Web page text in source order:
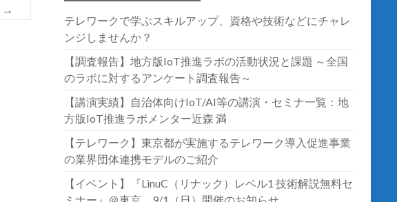
→
テレワークで学ぶスキルアップ、資格や技術などにチャレ
ンジしませんか？
【調査報告】地方版IoT推進ラボの活動状況と課題 ～全国
のラボに対するアンケート調査報告～
【講演実績】自治体向けIoT/AI等の講演・セミナ一覧：地
方版IoT推進ラボメンター近森 満
【テレワーク】東京都が実施するテレワーク導入促進事業
の業界団体連携モデルのご紹介
【イベント】『LinuC（リナック）レベル1 技術解説無料セ